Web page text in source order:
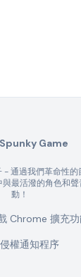
Spunky Game
通過我們革命性的
最活潑的角色和
動！
Chrome 擴充
權通知程序